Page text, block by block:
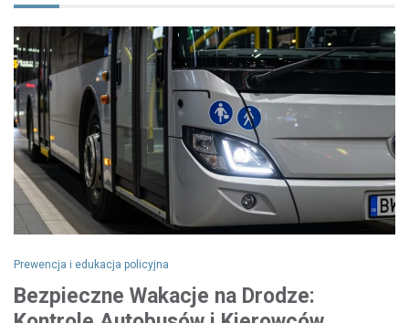
Prewencja i edukacja policyjna
Bezpieczne Wakacje na Drodze: